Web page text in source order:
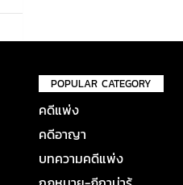
POPULAR CATEGORY
คดีแพ่ง
คดีอาญา
บทความคดีแพ่ง